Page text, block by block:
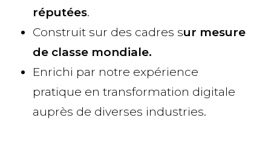
réputées.
Construit sur des cadres sur mesure
de classe mondiale.
Enrichi par notre expérience
pratique en transformation digitale
auprès de diverses industries.